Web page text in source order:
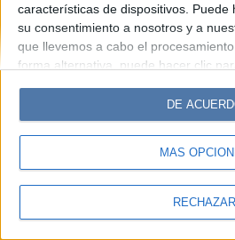
características de dispositivos.
su consentimiento a nosotros y a
que llevemos a cabo el
forma alternativa, puede hacer clic
cambiar sus preferencias antes de
Tenga en cuenta que algún
personales puede no requerir de su
tiene el derecho de rechazar tal
sus preferencias o retirar su
MÁS
RECHAZAR
DE